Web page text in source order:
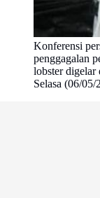
Konferensi
penggagalan
lobster digelar
Selasa (06/